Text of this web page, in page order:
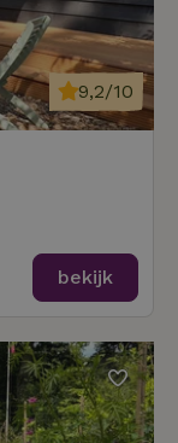
9,2/10
bekijk